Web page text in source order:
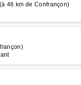
46 km de Confrançon)